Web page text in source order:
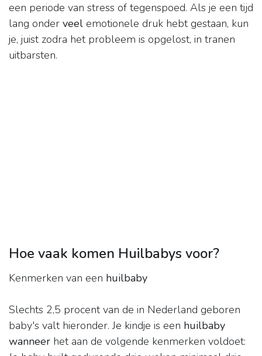
een periode van stress of tegenspoed. Als je een tijd
lang onder veel emotionele druk hebt gestaan, kun
je, juist zodra het probleem is opgelost, in tranen
uitbarsten.
Hoe vaak komen Huilbabys voor?
Kenmerken van een huilbaby
Slechts 2,5 procent van de in Nederland geboren
baby's valt hieronder. Je kindje is een huilbaby
wanneer het aan de volgende kenmerken voldoet: